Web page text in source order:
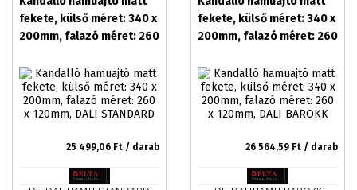
fekete, külső méret: 340 x
200mm, falazó méret: 260
25 499,06 Ft / darab
fekete, külső méret: 340 x
200mm, falazó méret: 260
26 564,59 Ft / darab